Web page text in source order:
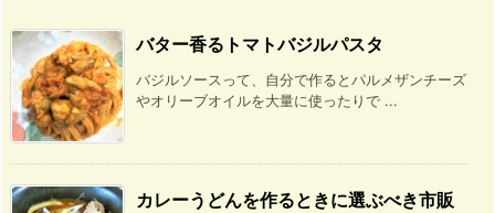
バター香るトマトバジルパスタ
バジルソースって、自分で作るとパルメザンチーズ
やオリーブオイルを大量に使ったりで ...
カレーうどんを作るときに選ぶべき市販